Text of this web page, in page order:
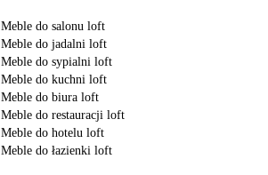
Meble do salonu loft
Meble do jadalni loft
Meble do sypialni loft
Meble do kuchni loft
Meble do biura loft
Meble do restauracji loft
Meble do hotelu loft
Meble do łazienki loft